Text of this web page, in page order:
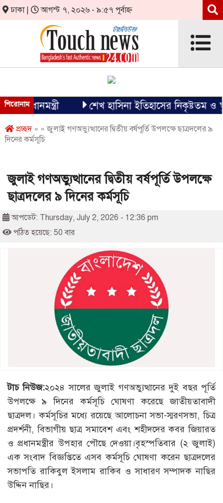
ঢাকা | আগস্ট ৭, ২০২৬ - ৯:৫৭ পূর্বাহ্ন
শিরোনাম শেখ হাসিনা ইতিহাসের নিকৃষ্টতম ও
প্রচ্ছদ» » জুলাই গণঅভ্যুত্থানের দ্বিতীয় বর্ষপূর্তি উপলক্ষে ছাত্রদলের ৯
দিনের কর্মসূচি
জুলাই গণঅভ্যুত্থানের দ্বিতীয় বর্ষপূর্তি উপলক্ষে
ছাত্রদলের ৯ দিনের কর্মসূচি
আপডেট: Thursday, July 2, 2026 - 12:36 pm
পঠিত হয়েছে: 50 বার
টাচ নিউজ:২০২৪ সালের জুলাই গণঅভ্যুত্থানের দুই বছর পূর্তি
উপলক্ষে ৯ দিনের কর্মসূচি ঘোষণা করেছে জাতীয়তাবাদী
ছাত্রদল। কর্মসূচির মধ্যে রয়েছে আলোচনা সভা-স্মরণসভা, চিত্র
প্রদর্শনী, বিভাগীয় ছাত্র সমাবেশ এবং শহীদদের কবর জিয়ারত
ও প্রধানমন্ত্রীর উপহার পৌছে দেওয়া।বৃহস্পতিবার (২ জুলাই)
এক সংবাদ বিজ্ঞপ্তিতে এসব কর্মসূচি ঘোষণা করেন ছাত্রদলের
সভাপতি রাকিবুল ইসলাম রাকিব ও সাধারণ সম্পাদক নাছির
উদ্দিন নাছির।